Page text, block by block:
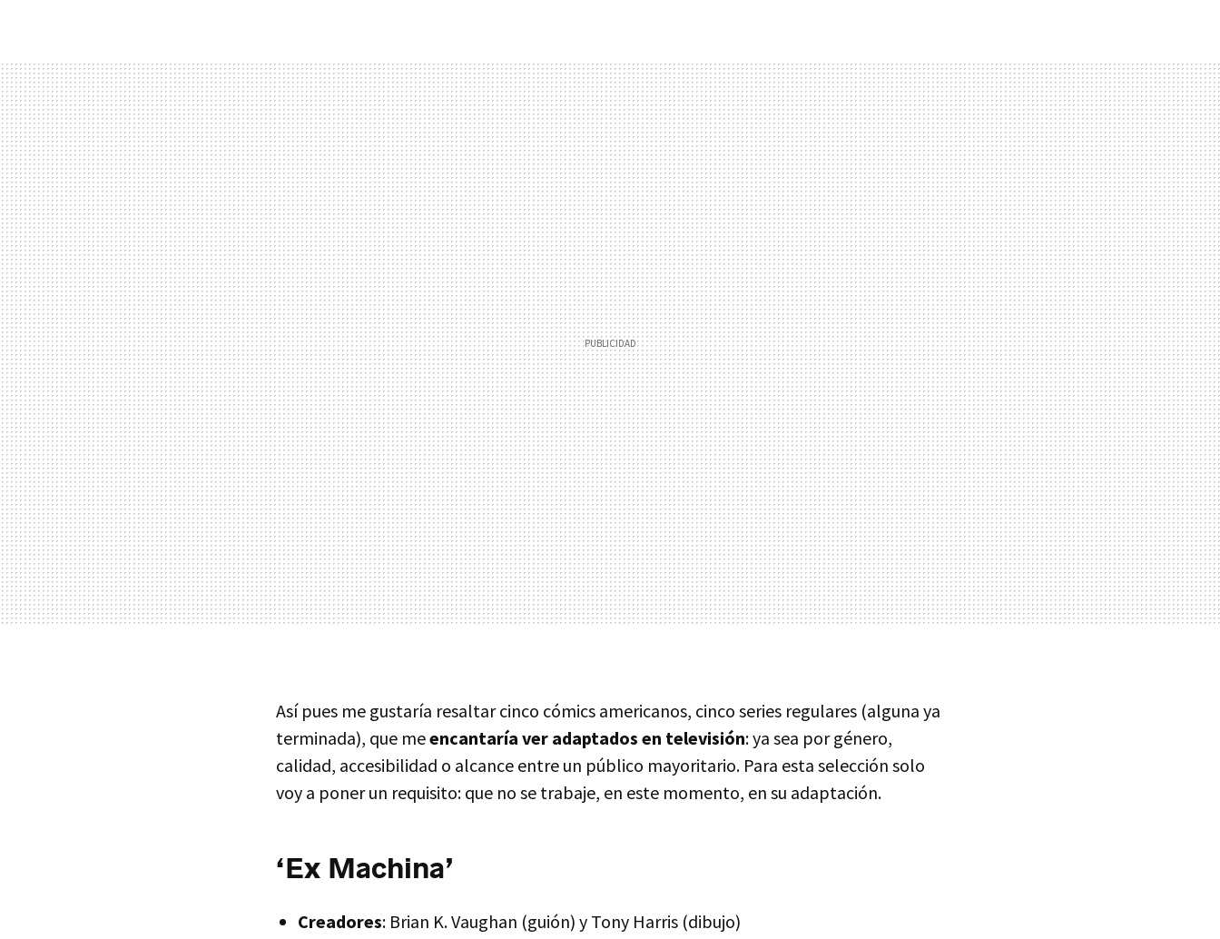
Así pues me gustaría resaltar cinco cómics americanos, cinco series regulares (alguna ya
terminada), que meencantaría ver adaptados en televisión: ya sea por género,
calidad, accesibilidad o alcance entre un público mayoritario. Para esta selección solo
voy a poner un requisito: que no se trabaje, en este momento, en su adaptación.
‘Ex Machina’
Creadores: Brian K. Vaughan (guión) y Tony Harris (dibujo)